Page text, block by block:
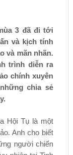
3 đã đi tới
và kịch tính
và mãn nhãn.
trình diễn ra
chính xuyên
chia sẻ
Hội Tụ là một
Anh cho biết
người chiến